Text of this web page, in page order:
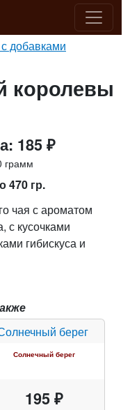
добавками
королевы
185 ₽
грамм
470 гр.
чая с ароматом
с кусочками
гибискуса и
Солнечный берег
195 ₽